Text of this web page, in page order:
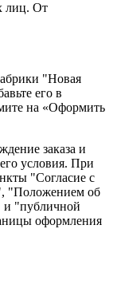
лиц. От
"Новая
его в
на «Оформить
заказа и
условия. При
"Согласие с
"Положением об
и "публичной
оформления